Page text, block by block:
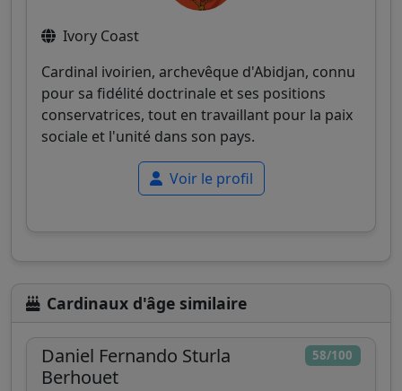
Ivory Coast
Cardinal ivoirien, archevêque d'Abidjan, connu
pour sa fidélité doctrinale et ses positions
conservatrices, tout en travaillant pour la paix
sociale et l'unité dans son pays.
Voir le profil
Cardinaux d'âge similaire
58/100
Daniel Fernando Sturla
Berhouet